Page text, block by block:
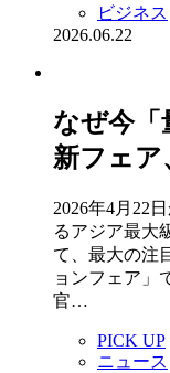
ビジネス
2026.06.22
なぜ今
新フェア
2026年4月22
るアジア最大
て、最大の注
ョンフェア」
官…
PICK UP
ニュース